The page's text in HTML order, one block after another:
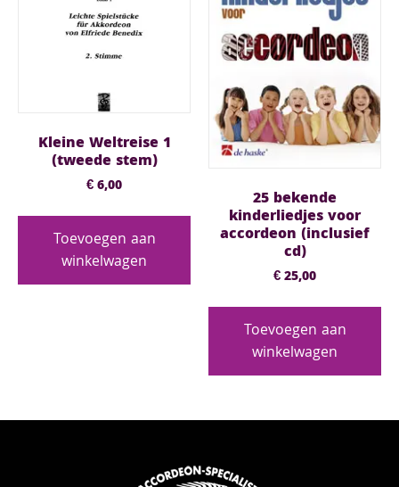
Kleine Weltreise 1
(tweede stem)
€6,00
Toevoegen aan
winkelwagen
25 bekende
kinderliedjes voor
accordeon (inclusief
cd)
€25,00
Toevoegen aan
winkelwagen